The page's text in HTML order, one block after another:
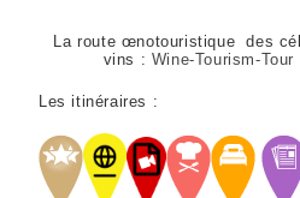
La route œnotouristique des
vins : Wine-Tourism-
Les itinéraires :